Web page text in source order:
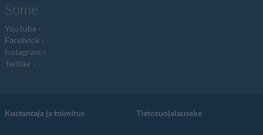
Some
YouTube
Facebook
Instagram
Twitter
Kustantaja ja toimitus Tietosuojalauseke